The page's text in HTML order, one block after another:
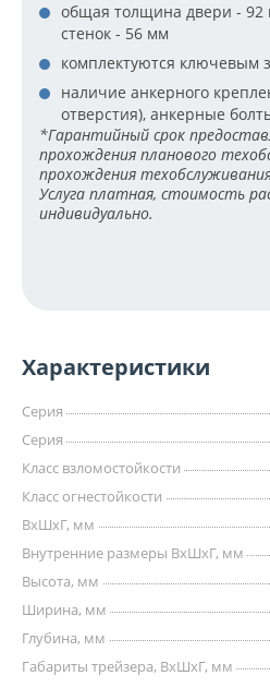
общая толщина двери -
стенок - 56 мм
комплектуются ключевым
наличие анкерного
отверстия), анкерные
*Гарантийный срок
прохождения планового
прохождения
Услуга платная, стоимость
индивидуально.
Характеристики
Серия
Серия
Класс взломостойкости
Класс огнестойкости
ВхШхГ, мм
Внутренние размеры ВхШхГ, мм
Высота, мм
Ширина, мм
Глубина, мм
Габариты трейзера, ВхШхГ, мм